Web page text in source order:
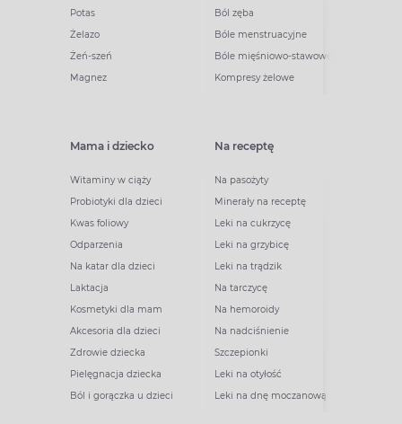
Potas
Żelazo
Żeń-szeń
Magnez
Ból zęba
Bóle menstruacyjne
Bóle mięśniowo-stawowe
Kompresy żelowe
Mama i dziecko
Witaminy w ciąży
Probiotyki dla dzieci
Kwas foliowy
Odparzenia
Na katar dla dzieci
Laktacja
Kosmetyki dla mam
Akcesoria dla dzieci
Zdrowie dziecka
Pielęgnacja dziecka
Ból i gorączka u dzieci
Na receptę
Na pasożyty
Minerały na receptę
Leki na cukrzycę
Leki na grzybicę
Leki na trądzik
Na tarczycę
Na hemoroidy
Na nadciśnienie
Szczepionki
Leki na otyłość
Leki na dnę moczanową